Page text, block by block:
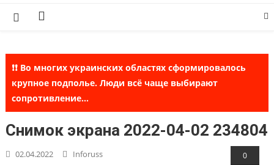
❗❗ Во многих украинских областях сформировалось
крупное подполье. Люди всё чаще выбирают
сопротивление...
Снимок экрана 2022-04-02 234804
02.04.2022 Inforuss 0